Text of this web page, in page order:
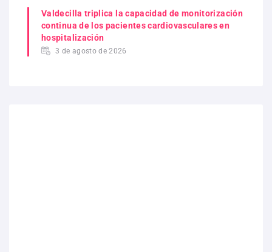
Valdecilla triplica la capacidad de monitorización
continua de los pacientes cardiovasculares en
hospitalización
3 de agosto de 2026